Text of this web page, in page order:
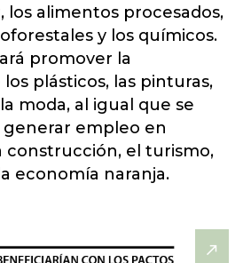
los alimentos procesados,
y los químicos.
promover la
plásticos, las pinturas,
moda, al igual que se
empleo en
construcción, el turismo,
economía naranja.